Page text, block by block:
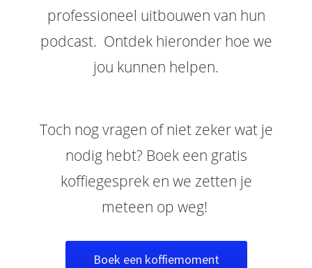
professioneel uitbouwen van hun
podcast. Ontdek hieronder hoe we
jou kunnen helpen.
Toch nog vragen of niet zeker wat je
nodig hebt? Boek een gratis
koffiegesprek en we zetten je
meteen op weg!
Boek een koffiemoment